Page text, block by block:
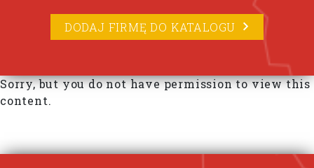
DODAJ FIRMĘ DO KATALOGU
Sorry, but you do not have permission to view this
content.